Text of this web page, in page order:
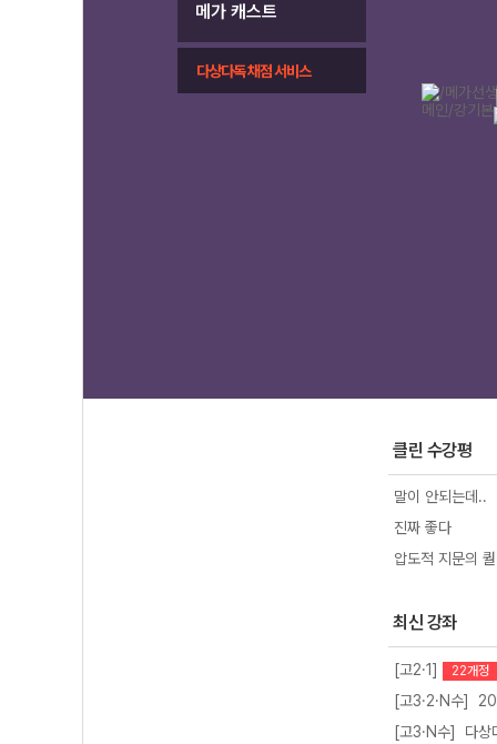
메가 캐스트
다상다독 채점 서비스
클린 수강평
말이 안되는데..
진짜 좋다
압도적 지문의
최신 강좌
[고2·1] 22개정
[고3·2·N수]
[고3·N수] 다상